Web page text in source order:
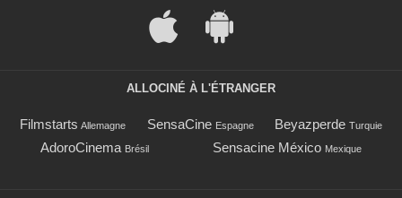
ALLOCINÉ À L'ÉTRANGER
Filmstarts Allemagne SensaCine Espagne Beyazperde Turquie
AdoroCinema Brésil Sensacine México Mexique